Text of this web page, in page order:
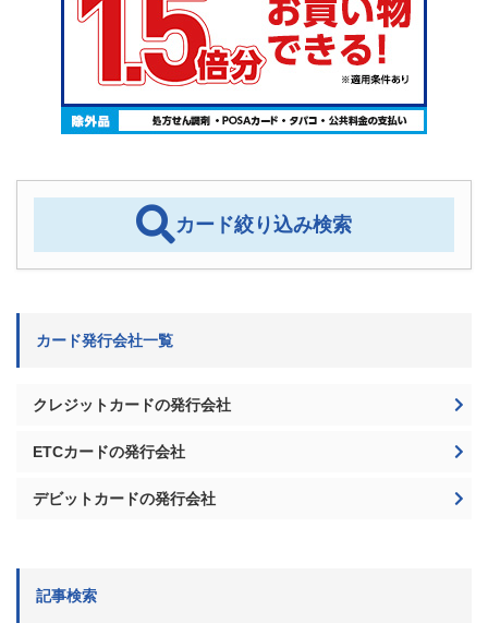
カード絞り込み検索
カード発行会社一覧
クレジットカードの発行会社
ETCカードの発行会社
デビットカードの発行会社
記事検索